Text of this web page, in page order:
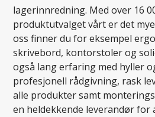
lagerinnredning. Med over 16
produktutvalget vårt er det
oss finner du for eksempel
skrivebord, kontorstoler og
også lang erfaring med hyller
profesjonell rådgivning, rask
alle produkter samt
en heldekkende leverandør for